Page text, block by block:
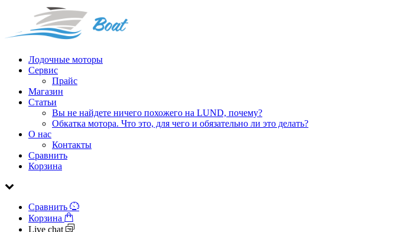
Лодочные моторы
Сервис
Прайс
Магазин
Статьи
Вы не найдете ничего похожего на LUND, почему?
Обкатка мотора. Что это, для чего и обязательно ли это делать?
О нас
Контакты
Сравнить
Корзина
Сравнить
Корзина
Live chat